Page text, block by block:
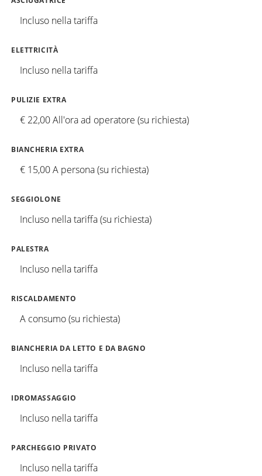
Incluso nella tariffa
ELETTRICITÀ
Incluso nella tariffa
PULIZIE EXTRA
€ 22,00 All'ora ad operatore (su richiesta)
BIANCHERIA EXTRA
€ 15,00 A persona (su richiesta)
SEGGIOLONE
Incluso nella tariffa (su richiesta)
PALESTRA
Incluso nella tariffa
RISCALDAMENTO
A consumo (su richiesta)
BIANCHERIA DA LETTO E DA BAGNO
Incluso nella tariffa
IDROMASSAGGIO
Incluso nella tariffa
PARCHEGGIO PRIVATO
Incluso nella tariffa